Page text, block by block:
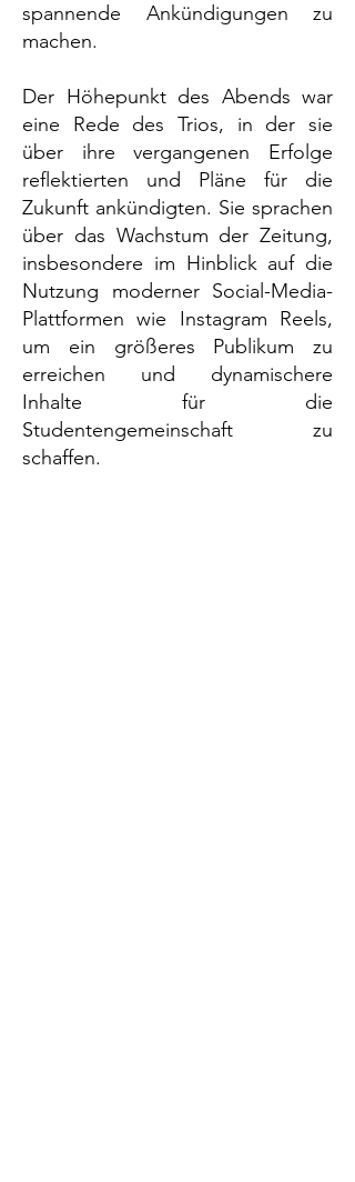
spannende Ankündigungen zu
machen.
Der Höhepunkt des Abends war
eine Rede des Trios, in der sie
über ihre vergangenen Erfolge
reflektierten und Pläne für die
Zukunft ankündigten. Sie sprachen
über das Wachstum der Zeitung,
insbesondere im Hinblick auf die
Nutzung moderner Social-Media-
Plattformen wie Instagram Reels,
um ein größeres Publikum zu
erreichen und dynamischere
Inhalte für die
Studentengemeinschaft zu
schaffen.